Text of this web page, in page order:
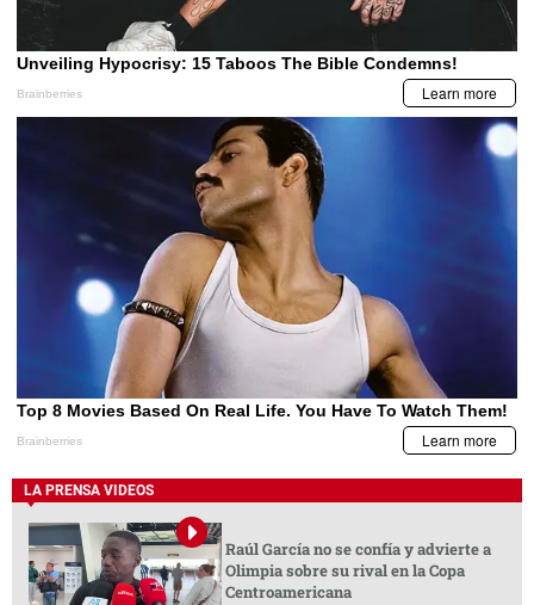
LA PRENSA VIDEOS
Raúl García no se confía y advierte a
Olimpia sobre su rival en la Copa
Centroamericana